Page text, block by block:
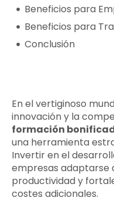
Beneficios para
Beneficios para
Conclusión
En el vertiginoso
innovación y la
formación
una herramienta
Invertir en el
empresas adaptarse
productividad y
costes adicionales.